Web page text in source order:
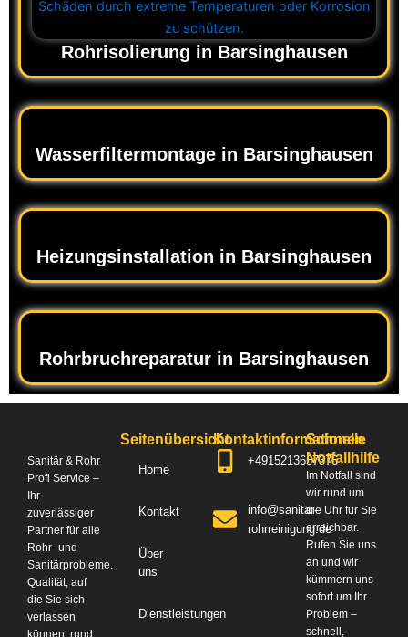
Rohrisolierung in Barsinghausen
Wasserfiltermontage in Barsinghausen
Heizungsinstallation in Barsinghausen
Rohrbruchreparatur in Barsinghausen
Sanitär & Rohr
Profi Service –
Ihr
zuverlässiger
Partner für alle
Rohr- und
Sanitärprobleme.
Qualität, auf
die Sie sich
verlassen
können, rund
Seitenübersicht
Home
Kontakt
Über
uns
Dienstleistungen
Kontaktinformationen
+4915213657376
info@sanitar-
rohrreinigung.de
Schnelle
Notfallhilfe
Im Notfall sind
wir rund um
die Uhr für Sie
erreichbar.
Rufen Sie uns
an und wir
kümmern uns
sofort um Ihr
Problem –
schnell,